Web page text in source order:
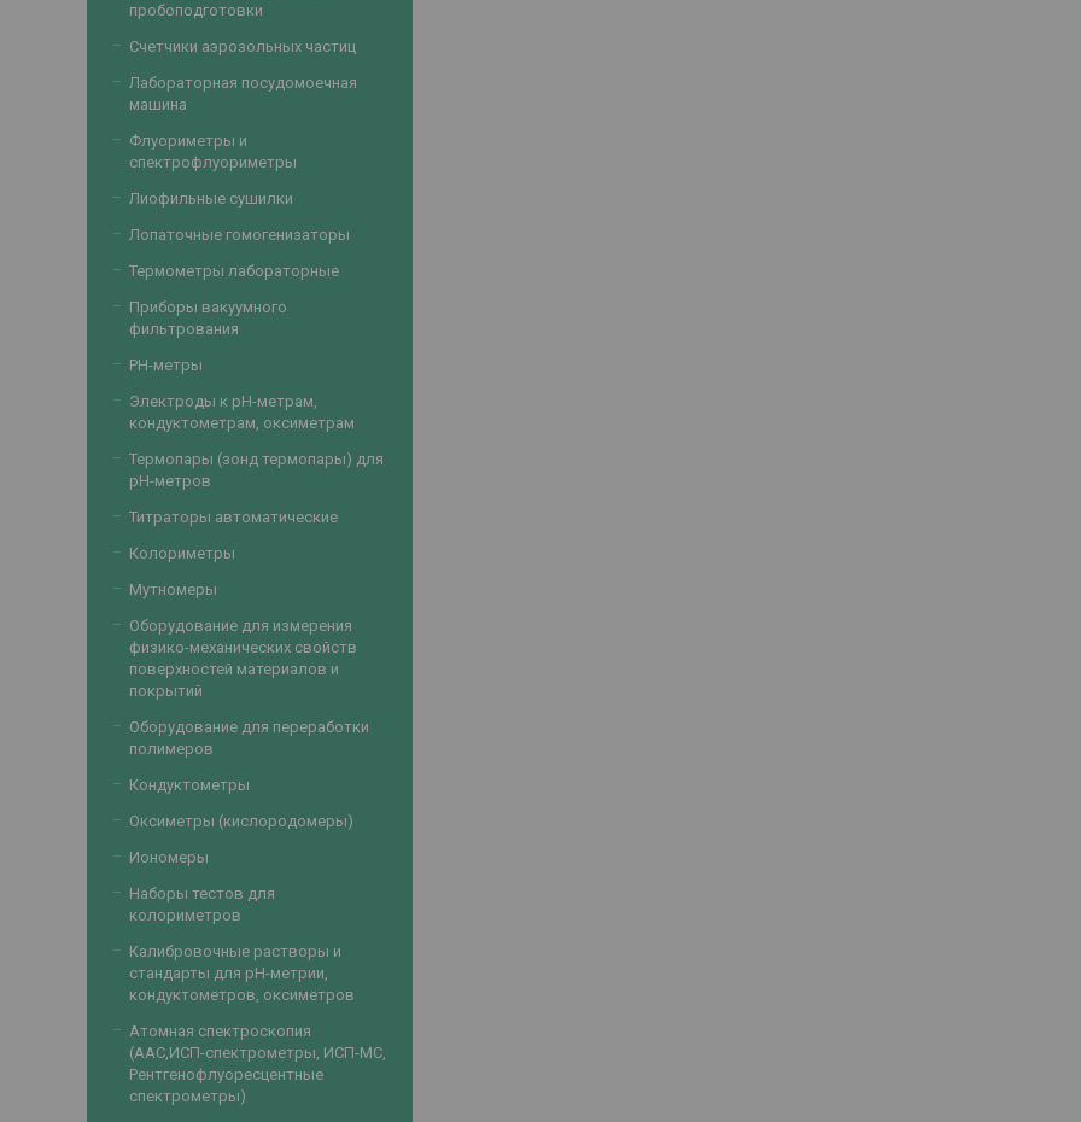
пробоподготовки
Счетчики аэрозольных частиц
Лабораторная посудомоечная
машина
Флуориметры и
спектрофлуориметры
Лиофильные сушилки
Лопаточные гомогенизаторы
Термометры лабораторные
Приборы вакуумного
фильтрования
PH-метры
Электроды к рН-метрам,
кондуктометрам, оксиметрам
Термопары (зонд термопары) для
рН-метров
Титраторы автоматические
Колориметры
Мутномеры
Оборудование для измерения
физико-механических свойств
поверхностей материалов и
покрытий
Оборудование для переработки
полимеров
Кондуктометры
Оксиметры (кислородомеры)
Иономеры
Наборы тестов для
колориметров
Калибровочные растворы и
стандарты для рН-метрии,
кондуктометров, оксиметров
Атомная спектроскопия
(ААС,ИСП-спектрометры, ИСП-МС,
Рентгенофлуоресцентные
спектрометры)